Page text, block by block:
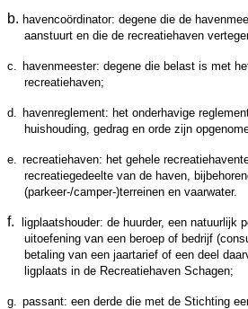
b. havencoördinator: degene die de
aanstuurt en die de recreatiehaven
c.
havenmeester: degene die belast is met
recreatiehaven;
d.
havenreglement: het onderhavige
huishouding, gedrag en orde zijn
e.
recreatiehaven: het gehele
recreatiegedeelte van de haven,
(parkeer-/camper-)terreinen en vaarwater.
f.
ligplaatshouder: de huurder, een natuurlijk
uitoefening van een beroep of bedrijf
betaling van een jaartarief of een deel
ligplaats in de Recreatiehaven Schagen;
g.
passant: een derde die met de Stichting